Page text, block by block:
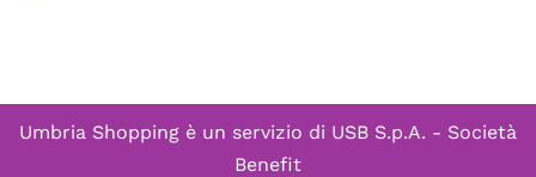
Umbria Shopping è un servizio di USB S.p.A. - Società
Benefit